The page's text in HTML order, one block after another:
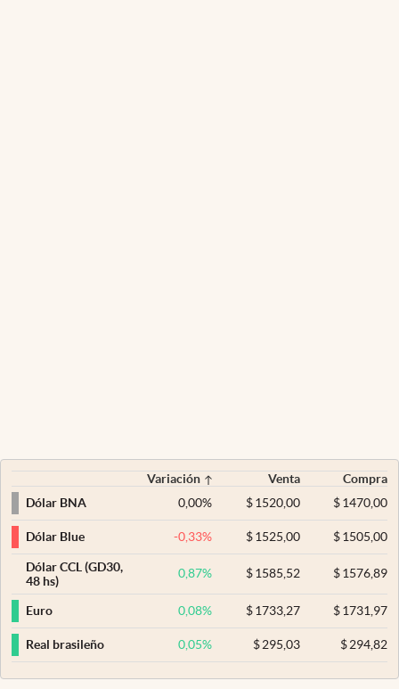
Variación Venta
Compra
Dólar BNA
0,00% $ 1520,00 $1470,00
Dólar Blue -0,33% $ 1525,00 $1505,00
Dólar CCL (GD30,
48 hs)
0,87% $ 1585,52 $1576,89
Euro 0,08% $ 1733,27 $1731,97
Real brasileño 0,05% $ 295,03 $294,82